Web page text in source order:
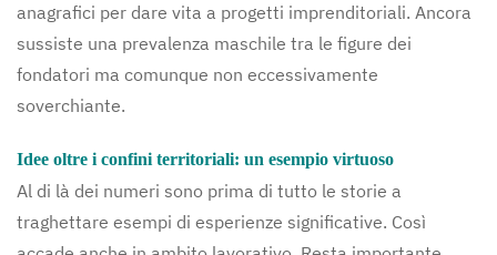
anagrafici per dare vita a progetti imprenditoriali. Ancora
sussiste una prevalenza maschile tra le figure dei
fondatori ma comunque non eccessivamente
soverchiante.
Idee oltre i confini territoriali: un esempio virtuoso
Al di là dei numeri sono prima di tutto le storie a
traghettare esempi di esperienze significative. Così